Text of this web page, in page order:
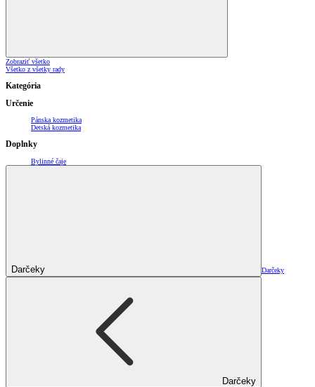
Zobraziť všetko
Všetko z všetky rady
Kategória
Určenie
Pánska kozmetika
Detská kozmetika
Doplnky
Bylinné čaje
Darčeky Darčeky
Darčeky